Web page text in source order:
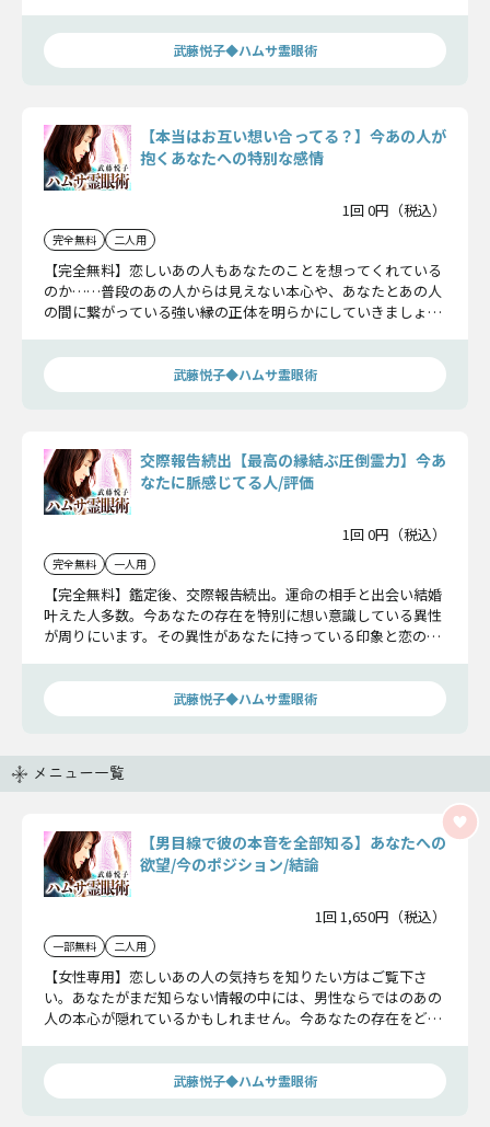
武藤悦子◆ハムサ霊眼術
【本当はお互い想い合ってる？】今あの人が
抱くあなたへの特別な感情
1回 0円（税込）
完全無料 二人用
【完全無料】恋しいあの人もあなたのことを想ってくれている
のか……普段のあの人からは見えない本心や、あなたとあの人
の間に繋がっている強い縁の正体を明らかにしていきましょ
武藤悦子◆ハムサ霊眼術
交際報告続出【最高の縁結ぶ圧倒霊力】今あ
なたに脈感じてる人/評価
1回 0円（税込）
完全無料 一人用
【完全無料】鑑定後、交際報告続出。運命の相手と出会い結婚
叶えた人多数。今あなたの存在を特別に想い意識している異性
が周りにいます。その異性があなたに持っている印象と恋の可
武藤悦子◆ハムサ霊眼術
メニュー一覧
【男目線で彼の本音を全部知る】あなたへの
欲望/今のポジション/結論
1回 1,650円（税込）
一部無料 二人用
【女性専用】恋しいあの人の気持ちを知りたい方はご覧下さ
い。あなたがまだ知らない情報の中には、男性ならではのあの
人の本心が隠れているかもしれません。今あなたの存在をどう
武藤悦子◆ハムサ霊眼術